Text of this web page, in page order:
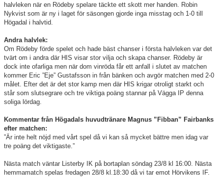
halvleken när en Rödeby spelare täckte ett skott mer handen. Robin
Nykvist som är ny i laget för säsongen gjorde inga misstag och 1-0 till
Högadal i halvtid.
Andra halvlek:
Om Rödeby förde spelet och hade bäst chanser i första halvleken var det
tvärt om i andra där HIS visar stor vilja och skapa chanser. Rödeby är
dock inte ofarliga men när dom vinröda får ett anfall i slutet av matchen
kommer Eric ”Eje” Gustafsson in från bänken och avgör matchen med 2-0
målet. Efter det är det stor kamp men där HIS krigar otroligt starkt och
står som slutsegrare och tre viktiga poäng stannar på Vägga IP denna
soliga lördag.
Kommentar från Högadals huvudtränare Magnus ”Fibban” Fairbanks
efter matchen:
”Är inte helt nöjd med vårt spel då vi kan så mycket bättre men idag var
tre poäng det viktigaste.”
Nästa match väntar Listerby IK på bortaplan söndag 23/8 kl 16:00. Nästa
hemmamatch spelas fredagen 28/8 kl.18:30 då vi tar emot Hörvikens IF.